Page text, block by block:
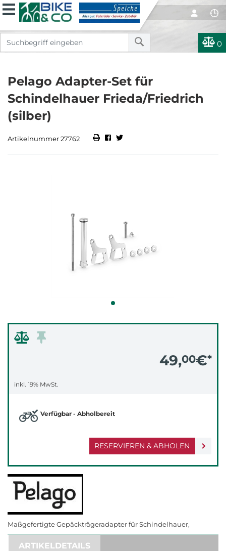
0
Pelago Adapter-Set für
Schindelhauer Frieda/Friedrich
(silber)
Artikelnummer 27762
49,00€*
inkl. 19% MwSt.
RESERVIEREN & ABHOLEN
Verfügbar - Abholbereit
Maßgefertigte Gepäckträgeradapter für Schindelhauer,
ARTIKELDETAILS